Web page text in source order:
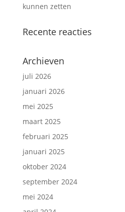
kunnen zetten
Recente reacties
Archieven
juli 2026
januari 2026
mei 2025
maart 2025
februari 2025
januari 2025
oktober 2024
september 2024
mei 2024